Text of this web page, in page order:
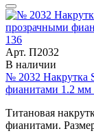
Арт. П2032
В наличии
№ 2032 Накрутка
фианитами 1.2 мм
Титановая
фианитами.